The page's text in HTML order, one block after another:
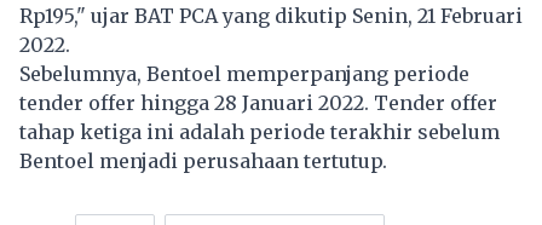
Rp195," ujar BAT PCA yang dikutip Senin, 21 Februari
2022.
Sebelumnya, Bentoel memperpanjang periode
tender offer hingga 28 Januari 2022. Tender offer
tahap ketiga ini adalah periode terakhir sebelum
Bentoel menjadi perusahaan tertutup.